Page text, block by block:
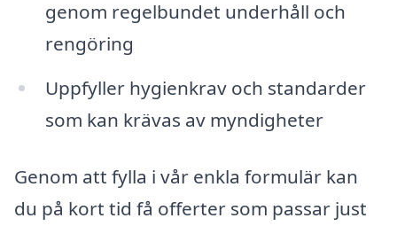
genom regelbundet underhåll och
rengöring
Uppfyller hygienkrav och standarder
som kan krävas av myndigheter
Genom att fylla i vår enkla formulär kan
du på kort tid få offerter som passar just